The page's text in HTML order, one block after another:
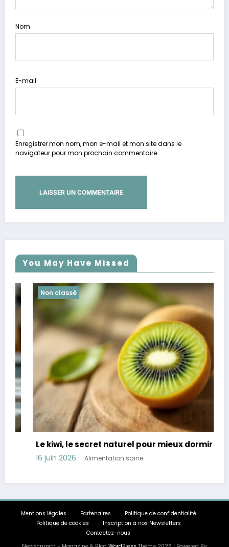
Nom
E-mail
Enregistrer mon nom, mon e-mail et mon site dans le
navigateur pour mon prochain commentaire.
You May Have Missed
Non classé
Le kiwi, le secret naturel pour mieux dormir
16 juin 2026 Alimentation saine
Mentions légales Partenaires
Politique de confidentialité
Politique de cookies
Inscription à nos Newsletters
Contactez-nous